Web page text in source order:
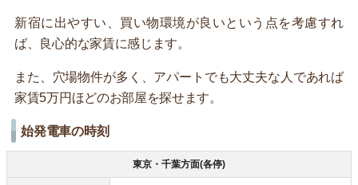
新宿に出やすい、買い物環境が良いという点を考慮すれ
ば、良心的な家賃に感じます。
また、穴場物件が多く、アパートでも大丈夫な人であれば
家賃5万円ほどのお部屋を探せます。
始発電車の時刻
東京・千葉方面(各停)